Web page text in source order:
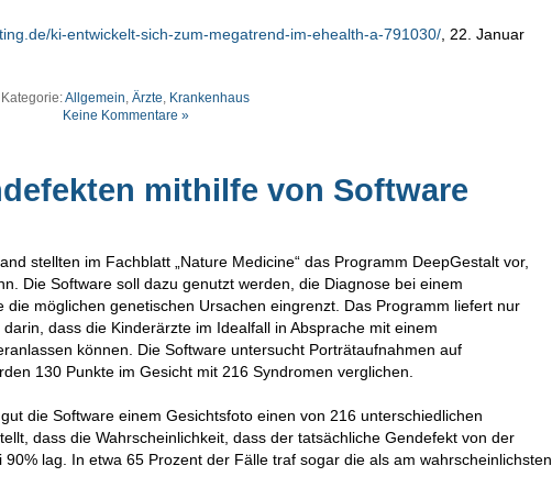
ki-entwickelt-sich-zum-megatrend-im-ehealth-a-791030/ , 22. Januar
Kategorie:Allgemein Ärzte Krankenhaus
Keine Kommentare »
mithilfe von Software
stellten im Fachblatt „Nature Medicine“ das Programm DeepGestalt vor,
Die Software soll dazu genutzt werden, die Diagnose bei einem
möglichen genetischen Ursachen eingrenzt. Das Programm liefert nur
dass die Kinderärzte im Idealfall in Absprache mit einem
können. Die Software untersucht Porträtaufnahmen auf
130 Punkte im Gesicht mit 216 Syndromen verglichen.
die Software einem Gesichtsfoto einen von 216 unterschiedlichen
dass die Wahrscheinlichkeit, dass der tatsächliche Gendefekt von der
lag. In etwa 65 Prozent der Fälle traf sogar die als am wahrscheinlichsten